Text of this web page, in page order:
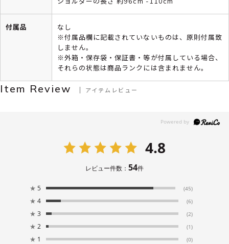
付属品
なし
※付属品欄に記載されていないものは、原則付属致
しません。
※外箱・保存袋・保証書・等が付属している場合、
それらの状態は商品ランクには含まれません。
Item Review アイテムレビュー
4.8
レビュー件数： 54件
★ 5 (45)
★ 4 (6)
★ 3 (2)
★ 2 (1)
★ 1 (0)